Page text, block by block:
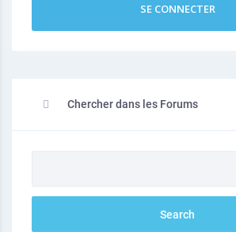
SE CONNECTER
Chercher dans les Forums